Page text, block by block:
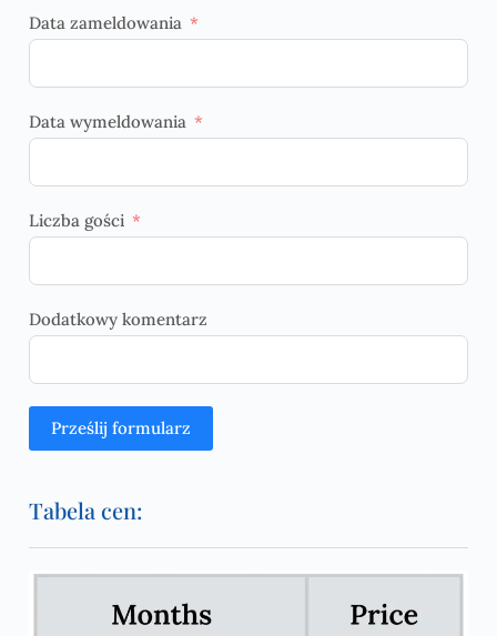
Data zameldowania
Data wymeldowania
Liczba gości
Dodatkowy komentarz
Prześlij formularz
l
e
r
Tabela cen: